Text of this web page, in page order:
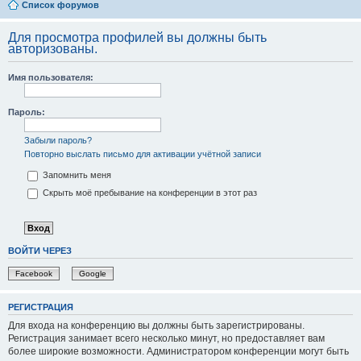
Список форумов
Для просмотра профилей вы должны быть
авторизованы.
Имя пользователя:
Пароль:
Забыли пароль?
Повторно выслать письмо для активации учётной записи
Запомнить меня
Скрыть моё пребывание на конференции в этот раз
ВОЙТИ ЧЕРЕЗ
Facebook Google
РЕГИСТРАЦИЯ
Для входа на конференцию вы должны быть зарегистрированы.
Регистрация занимает всего несколько минут, но предоставляет вам
более широкие возможности. Администратором конференции могут быть